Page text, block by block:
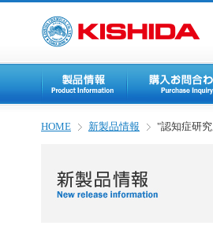
HOME 新製品情報 "認知症研